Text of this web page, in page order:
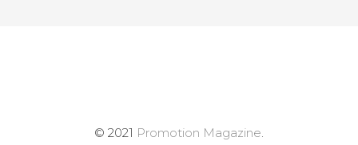
© 2021 Promotion Magazine.